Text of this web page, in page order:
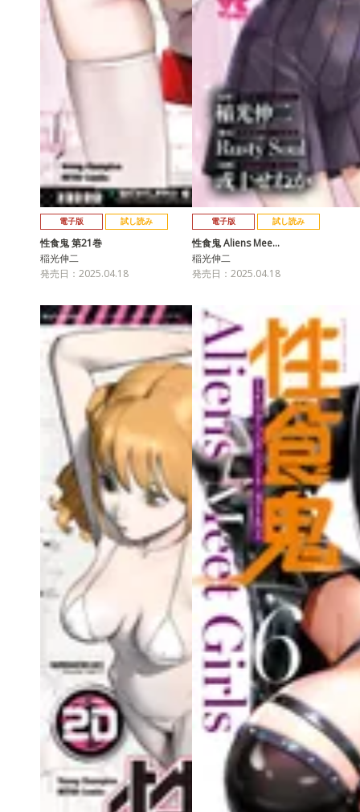
電子版 試し読み
性食鬼 第21巻
稲光伸二
発売日：2025.04.18
電子版 試し読み
性食鬼 Aliens Mee…
稲光伸二
発売日：2025.04.18